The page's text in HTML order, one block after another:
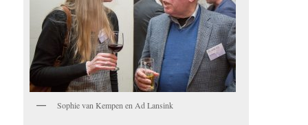
Sophie van Kempen en Ad Lansink